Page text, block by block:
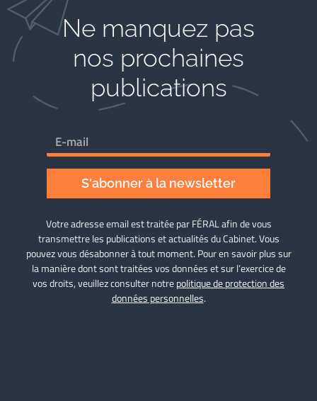
Ne manquez pas
nos prochaines
publications
S'abonner à la newsletter
Votre adresse email est traitée par FÉRAL afin de vous
transmettre les publications et actualités du Cabinet. Vous
pouvez vous désabonner à tout moment. Pour en savoir plus sur
la manière dont sont traitées vos données et sur l’exercice de
vos droits, veuillez consulter notrepolitique de protection des
données personnelles.